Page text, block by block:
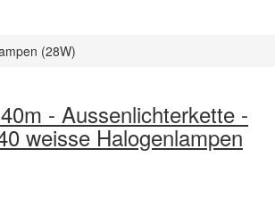
(28W)
- Aussenlichterkette -
weisse Halogenlampen